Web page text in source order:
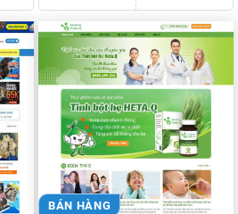
BÁN HÀNG